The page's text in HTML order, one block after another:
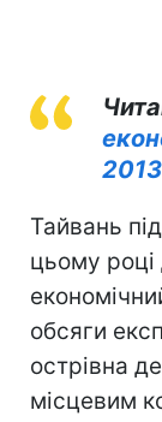
Тайвань
цьому році
обсяги
острівна
місцевим